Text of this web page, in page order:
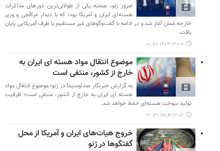
امروز ژنو، صحنه یکی از طولانی‌ترین دورهای مذاکرات
هسته‌ای ایران و آمریکا بود؛ که با دیدار عراقچی و وزیر
خارجه عمان آغاز شد و در ادامه با گفت‌وگوهای غیر مستقیم با طرف آمریکایی پایان
یافت.
۱۴۰۴-۱۲-۰۸ ۰۰:۵۶
موضوع انتقال مواد هسته ای ایران به
خارج از کشور، منتفی است
به گزارش خبرنگار صداوسیما در ژنو؛ موضوع انتقال مواد
هسته ای ایران به خارج از کشور، منتفی است؛ ظرفیت
تولید سوخت هسته‌ای حفظ خواهد شد.
۱۴۰۴-۱۲-۰۷ ۲۱:۳۱
خروج هیات‌های ایران و آمریکا از محل
گفتگوها در ژنو